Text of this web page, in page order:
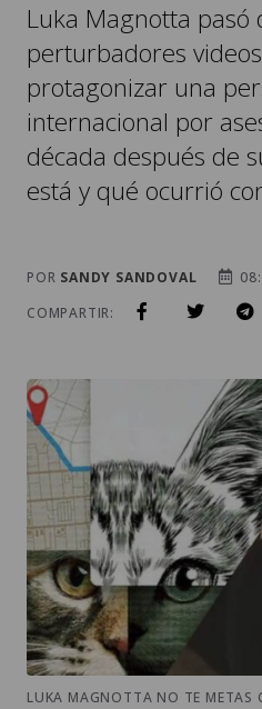
Luka Magnotta pasó
perturbadores
protagonizar una
internacional por
década después de
está y qué ocurrió
POR SANDY SANDOVAL
COMPARTIR:
LUKA MAGNOTTA NO TE